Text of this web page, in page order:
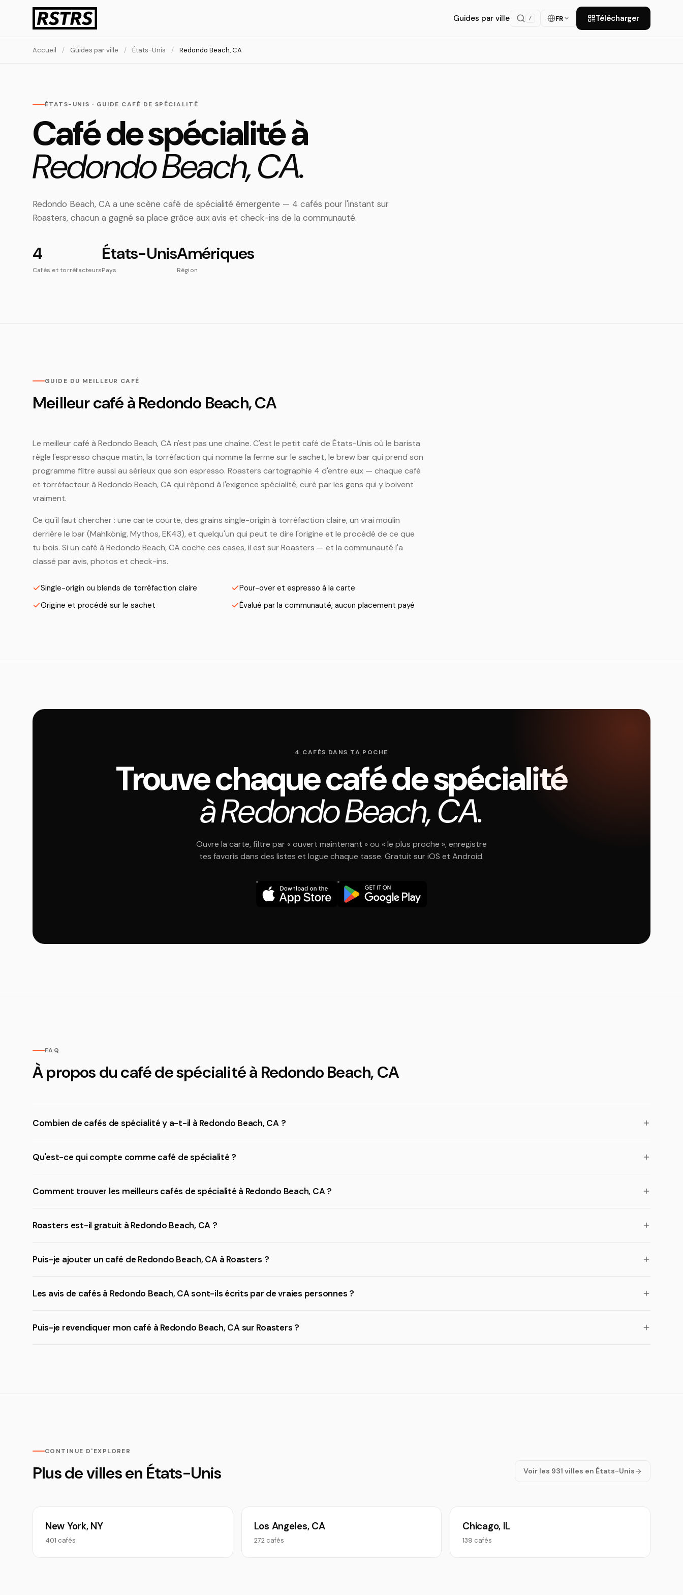
Guides par ville / FR Télécharger
Accueil / Guides par ville / États-Unis / Redondo Beach, CA
ÉTATS-UNIS · GUIDE CAFÉ DE SPÉCIALITÉ
Café de spécialité à
Redondo Beach, CA.
Redondo Beach, CA a une scène café de spécialité émergente — 4 cafés pour l'instant sur
Roasters, chacun a gagné sa place grâce aux avis et check-ins de la communauté.
4
Cafés et torréfacteurs
États-Unis
Pays
Amériques
Région
GUIDE DU MEILLEUR CAFÉ
Meilleur café à Redondo Beach, CA
Le meilleur café à Redondo Beach, CA n'est pas une chaîne. C'est le petit café de États-Unis où le barista
règle l'espresso chaque matin, la torréfaction qui nomme la ferme sur le sachet, le brew bar qui prend son
programme filtre aussi au sérieux que son espresso. Roasters cartographie 4 d'entre eux — chaque café
et torréfacteur à Redondo Beach, CA qui répond à l'exigence spécialité, curé par les gens qui y boivent
vraiment.
Ce qu'il faut chercher : une carte courte, des grains single-origin à torréfaction claire, un vrai moulin
derrière le bar (Mahlkönig, Mythos, EK43), et quelqu'un qui peut te dire l'origine et le procédé de ce que
tu bois. Si un café à Redondo Beach, CA coche ces cases, il est sur Roasters — et la communauté l'a
classé par avis, photos et check-ins.
Single-origin ou blends de torréfaction claire
Pour-over et espresso à la carte
Origine et procédé sur le sachet
Évalué par la communauté, aucun placement payé
4 CAFÉS DANS TA POCHE
Trouve chaque café de spécialité
à Redondo Beach, CA.
Ouvre la carte, filtre par « ouvert maintenant » ou « le plus proche », enregistre
tes favoris dans des listes et logue chaque tasse. Gratuit sur iOS et Android.
FAQ
À propos du café de spécialité à Redondo Beach, CA
Combien de cafés de spécialité y a-t-il à Redondo Beach, CA ?
Qu'est-ce qui compte comme café de spécialité ?
Comment trouver les meilleurs cafés de spécialité à Redondo Beach, CA ?
Roasters est-il gratuit à Redondo Beach, CA ?
Puis-je ajouter un café de Redondo Beach, CA à Roasters ?
Les avis de cafés à Redondo Beach, CA sont-ils écrits par de vraies personnes ?
Puis-je revendiquer mon café à Redondo Beach, CA sur Roasters ?
CONTINUE D'EXPLORER
Plus de villes en États-Unis Voir les 931 villes en États-Unis
New York, NY
401 cafés
Los Angeles, CA
272 cafés
Chicago, IL
139 cafés